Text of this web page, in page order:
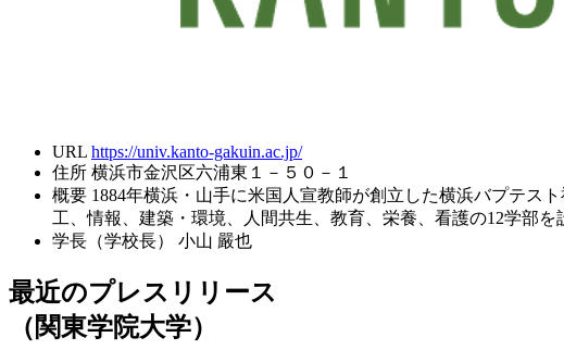
URL https://univ.kanto-gakuin.ac.jp/
住所 横浜市金沢区六浦東１－５０－１
概要 1884年横浜・山手に米国人宣教師が創立した横浜バプテス
工、情報、建築・環境、人間共生、教育、栄養、看護の12学部を
学長（学校長）
小山 嚴也
最近のプレスリリース
（関東学院大学）